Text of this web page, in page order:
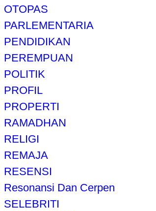
OTOPAS
PARLEMENTARIA
PENDIDIKAN
PEREMPUAN
POLITIK
PROFIL
PROPERTI
RAMADHAN
RELIGI
REMAJA
RESENSI
Resonansi Dan Cerpen
SELEBRITI